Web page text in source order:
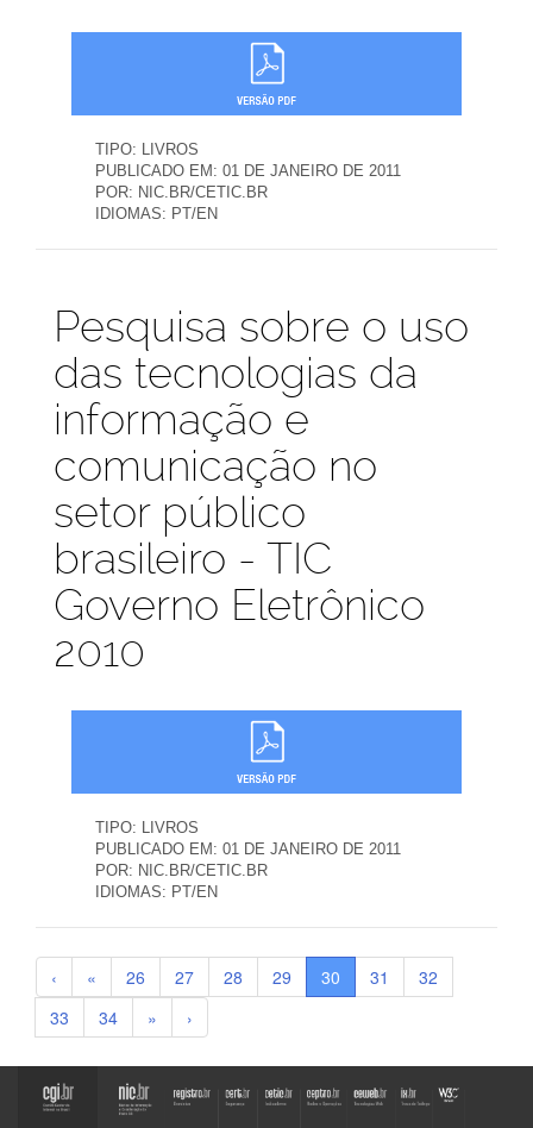
TIPO: LIVROS
PUBLICADO EM: 01 DE JANEIRO DE 2011
POR: NIC.BR/CETIC.BR
IDIOMAS: PT/EN
Publicações
Pesquisa sobre o uso
das tecnologias da
informação e
comunicação no
setor público
brasileiro - TIC
Governo Eletrônico
2010
TIPO: LIVROS
PUBLICADO EM: 01 DE JANEIRO DE 2011
POR: NIC.BR/CETIC.BR
IDIOMAS: PT/EN
‹ « 26 27 28 29 30 31
32
33
34 » ›